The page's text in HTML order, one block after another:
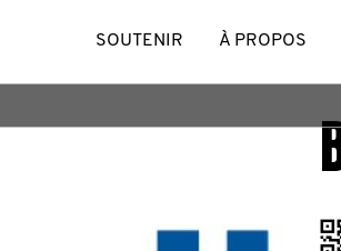
SOUTENIR À PROPOS